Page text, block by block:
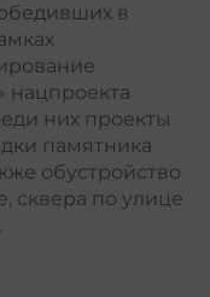
в
нацпроекта
них проекты
памятника
обустройство
сквера по улице